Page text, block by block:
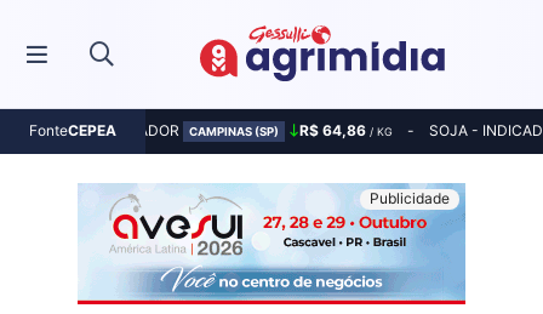
FonteCEPEA
MILHO - INDICADOR CAMPINAS (SP) R$ 64,86 / KG SOJA -